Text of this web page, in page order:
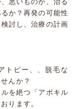
か？再発の可能性
討し、治療の計画
トピー、、脱毛な
んか？
を絶つ「アポキル
ります。